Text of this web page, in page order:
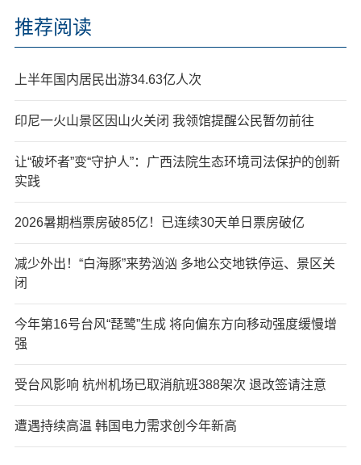
推荐阅读
上半年国内居民出游34.63亿人次
印尼一火山景区因山火关闭 我领馆提醒公民暂勿前往
让“破坏者”变“守护人”：广西法院生态环境司法保护的创新
实践
2026暑期档票房破85亿！已连续30天单日票房破亿
减少外出！“白海豚”来势汹汹 多地公交地铁停运、景区关
闭
今年第16号台风“琵鹭”生成 将向偏东方向移动强度缓慢增
强
受台风影响 杭州机场已取消航班388架次 退改签请注意
遭遇持续高温 韩国电力需求创今年新高